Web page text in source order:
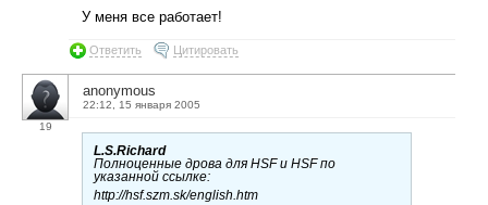
У меня все работает!
Ответить Цитировать
19
anonymous
22:12, 15 января 2005
L.S.Richard
Полноценные дрова для HSF и HSF по
указанной ссылке:
http://hsf.szm.sk/english.htm